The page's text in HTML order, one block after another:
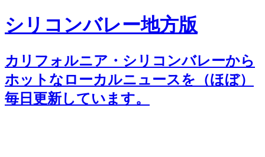
シリコンバレー地方版
カリフォルニア・シリコンバレーから
ホットなローカルニュースを（ほぼ）
毎日更新しています。